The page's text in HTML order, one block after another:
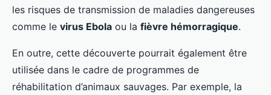
les risques de transmission de maladies dangereuses
comme le virus Ebola ou la fièvre hémorragique.
En outre, cette découverte pourrait également être
utilisée dans le cadre de programmes de
réhabilitation d’animaux sauvages. Par exemple, la